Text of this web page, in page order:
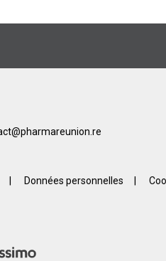
@pharmareunion.re
Données personnelles